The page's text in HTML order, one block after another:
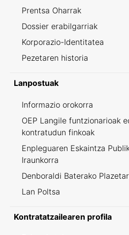
Prentsa Oharrak
Dossier erabilgarriak
Korporazio-Identitatea
Pezetaren historia
Lanpostuak
Informazio orokorra
OEP Langile funtzionarioak
kontratudun finkoak
Enpleguaren Eskaintza
Iraunkorra
Denboraldi Baterako
Lan Poltsa
Kontratatzailearen profila